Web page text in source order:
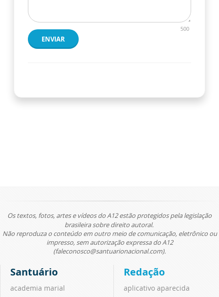
500
ENVIAR
Os textos, fotos, artes e vídeos do A12 estão protegidos pela legislação
brasileira sobre direito autoral.
Não reproduza o conteúdo em outro meio de comunicação, eletrônico ou
impresso, sem autorização expressa do A12
(faleconosco@santuarionacional.com).
Santuário
academia marial
Redação
aplicativo aparecida